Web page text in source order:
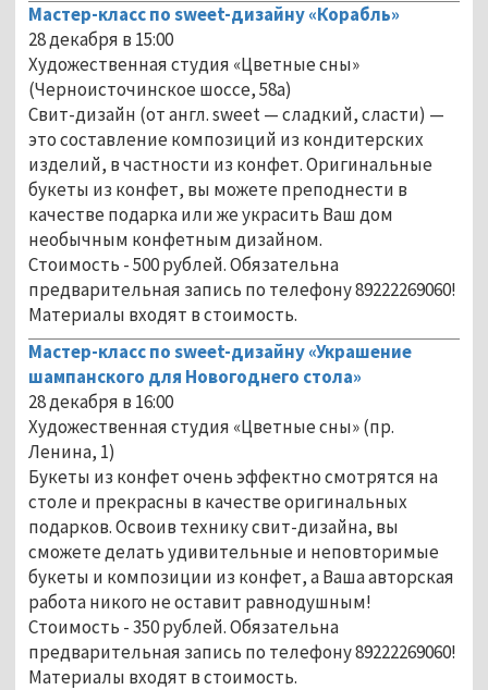
Мастер-класс по sweet-дизайну «Корабль»
28 декабря в 15:00
Художественная студия «Цветные сны»
(Черноисточинское шоссе, 58а)
Свит-дизайн (от англ. sweet — сладкий, сласти) —
это составление композиций из кондитерских
изделий, в частности из конфет. Оригинальные
букеты из конфет, вы можете преподнести в
качестве подарка или же украсить Ваш дом
необычным конфетным дизайном.
Стоимость - 500 рублей. Обязательна
предварительная запись по телефону 89222269060!
Материалы входят в стоимость.
Мастер-класс по sweet-дизайну «Украшение
шампанского для Новогоднего стола»
28 декабря в 16:00
Художественная студия «Цветные сны» (пр.
Ленина, 1)
Букеты из конфет очень эффектно смотрятся на
столе и прекрасны в качестве оригинальных
подарков. Освоив технику свит-дизайна, вы
сможете делать удивительные и неповторимые
букеты и композиции из конфет, а Ваша авторская
работа никого не оставит равнодушным!
Стоимость - 350 рублей. Обязательна
предварительная запись по телефону 89222269060!
Материалы входят в стоимость.